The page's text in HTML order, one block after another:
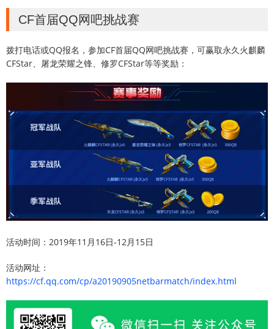
CF首届QQ网吧挑战赛
拨打电话或QQ报名，参加CF首届QQ网吧挑战赛，可赢取永久火麒麟
CFStar、屠龙荣耀之锋、修罗CFStar等等奖励：
活动时间：2019年11月16日-12月15日
活动网址：
https://cf.qq.com/cp/a20190905netbarmatch/index.html